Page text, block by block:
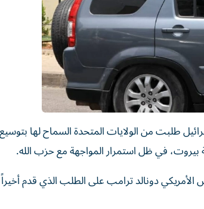
طلبت من الولايات المتحدة السماح لها
بيروت، في ظل استمرار المواجهة مع حزب الله.
الأمريكي دونالد ترامب على الطلب الذي قدم